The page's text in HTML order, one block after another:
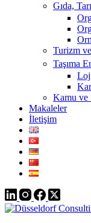
Gıda,
Turizm
Taşıma
Kamu ve
Makaleler
İletişim